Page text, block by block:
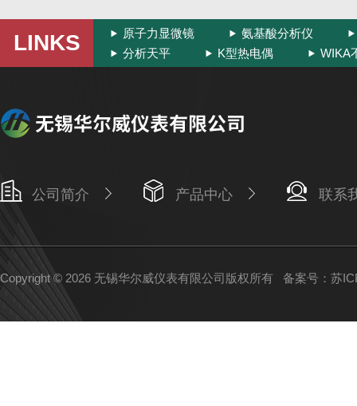
LINKS 原子力显微镜
氨基酸分析仪
分析天平
K型热电偶 WIKA
公司简介 产品中心 联系
Copyright © 2026 无锡华尔威仪表有限公司版权所有 备案号：苏